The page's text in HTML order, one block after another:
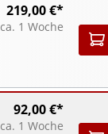
219,00 €*
ca. 1 Woche
92,00 €*
ca. 1 Woche